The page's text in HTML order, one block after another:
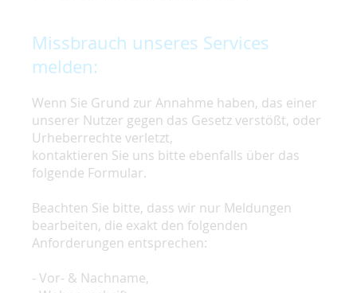
Missbrauch unseres Services
melden:
Wenn Sie Grund zur Annahme haben, das einer
unserer Nutzer gegen das Gesetz verstößt, oder
Urheberrechte verletzt,
kontaktieren Sie uns bitte ebenfalls über das
folgende Formular.
Beachten Sie bitte, dass wir nur Meldungen
bearbeiten, die exakt den folgenden
Anforderungen entsprechen:
- Vor- & Nachname,